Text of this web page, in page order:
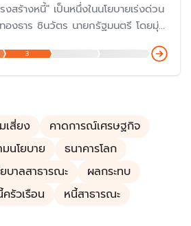
สร้างหนี้" เป็นหนึ่งในนโยบายเร่งด่วน
องธาร ชินวัตร นายกรัฐมนตรี โดยมุ่ง
อกระบบและหนี้เกษตรกร
3
เสี่ยง
คาดการณ์เศรษฐกิจ
นโยบาย
ธนาคารโลก
บาลสาธารณะ
ผลกระทบ
รัวเรือน
หนี้สาธารณะ